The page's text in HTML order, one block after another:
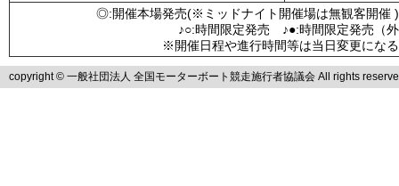
◎:開催本場発売(※ミッドナイト開催場は無観客
♪○:時間限定発売 ♪●:時間限定発売
※開催日程や進行時間等は当日変更にな
copyright © 一般社団法人 全国モーターボート競走施行者協議会 All rights